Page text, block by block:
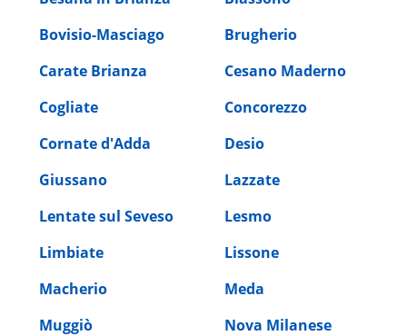
Bovisio-Masciago
Brugherio
Carate Brianza
Cesano Maderno
Cogliate
Concorezzo
Cornate d'Adda
Desio
Giussano
Lazzate
Lentate sul Seveso
Lesmo
Limbiate
Lissone
Macherio
Meda
Muggiò
Nova Milanese